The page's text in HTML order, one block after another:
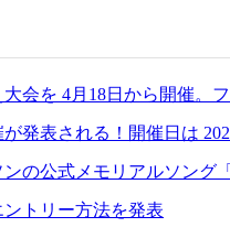
会を 4月18日から開催。
発表される！開催日は
の公式メモリアルソング
トリー方法を発表